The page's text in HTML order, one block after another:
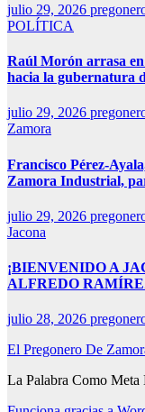
julio 29, 2026
POLÍTICA
Raúl Morón arrasa
hacia la gubernatura
julio 29, 2026
Zamora
Francisco Pérez-
Zamora Industrial,
julio 29, 2026
Jacona
¡BIENVENIDO A
ALFREDO
julio 28, 2026
El Pregonero De
La Palabra Como Meta